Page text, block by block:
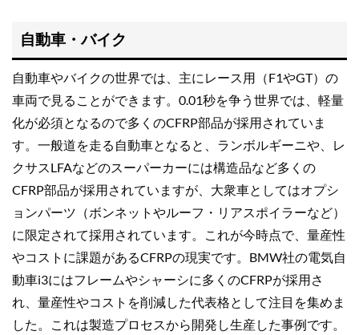
自動車・バイク
自動車やバイクの世界では、主にレース用（F1やGT）の
車両で見ることができます。0.01秒を争う世界では、軽量
化が必須となるので多くのCFRP部品が採用されていま
す。一般道を走る自動車となると、ランボルギーニや、レ
クサスLFAなどのスーパーカーには構造品など多くの
CFRP部品が採用されていますが、大衆車としてはオプシ
ョンパーツ（ボンネットやルーフ・リアスポイラーなど）
に限定されて採用されています。これが今時点で、量産性
やコストに課題があるCFRPの現実です。BMW社の電気自
動車i3にはフレームやシャーシに多くのCFRPが採用さ
れ、量産性やコストを削減した代表格として注目を集めま
した。これは製造プロセスから開発し生産した事例です。